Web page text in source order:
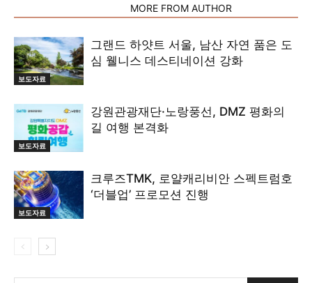
MORE FROM AUTHOR
보도자료
그랜드 하얏트 서울, 남산 자연 품은 도
심 웰니스 데스티네이션 강화
보도자료
강원관광재단·노랑풍선, DMZ 평화의
길 여행 본격화
보도자료
크루즈TMK, 로얄캐리비안 스펙트럼호
‘더블업’ 프로모션 진행